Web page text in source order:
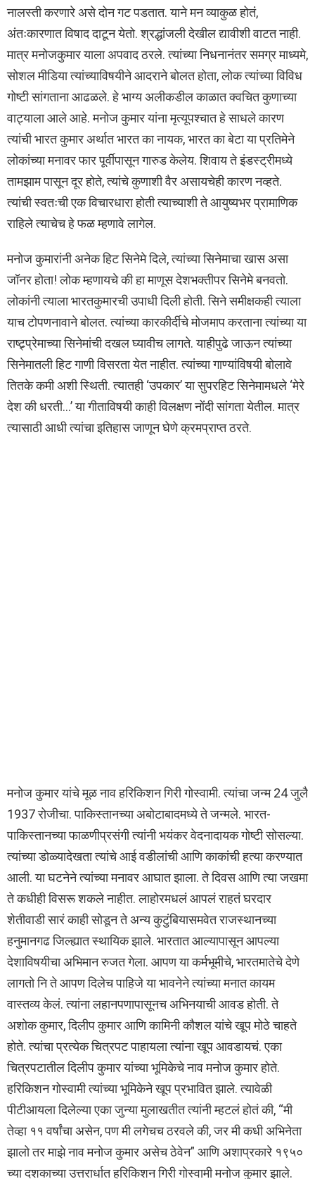
नालस्ती करणारे असे दोन गट पडतात. याने मन व्याकुळ होतं,
अंतःकारणात विषाद दाटून येतो. श्रद्धांजली देखील द्यावीशी वाटत नाही.
मात्र मनोजकुमार याला अपवाद ठरले. त्यांच्या निधनानंतर समग्र माध्यमे,
सोशल मीडिया त्यांच्याविषयीने आदराने बोलत होता, लोक त्यांच्या विविध
गोष्टी सांगताना आढळले. हे भाग्य अलीकडील काळात क्वचित कुणाच्या
वाट्याला आले आहे. मनोज कुमार यांना मृत्यूपश्चात हे साधले कारण
त्यांची भारत कुमार अर्थात भारत का नायक, भारत का बेटा या प्रतिमेने
लोकांच्या मनावर फार पूर्वीपासून गारुड केलेय. शिवाय ते इंडस्ट्रीमध्ये
तामझाम पासून दूर होते, त्यांचे कुणाशी वैर असायचेही कारण नव्हते.
त्यांची स्वतःची एक विचारधारा होती त्याच्याशी ते आयुष्यभर प्रामाणिक
राहिले त्याचेच हे फळ म्हणावे लागेल.
मनोज कुमारांनी अनेक हिट सिनेमे दिले, त्यांच्या सिनेमाचा खास असा
जॉनर होता! लोक म्हणायचे की हा माणूस देशभक्तीपर सिनेमे बनवतो.
लोकांनी त्याला भारतकुमारची उपाधी दिली होती. सिने समीक्षकही त्याला
याच टोपणनावाने बोलत. त्यांच्या कारकीर्दीचे मोजमाप करताना त्यांच्या या
राष्ट्र्प्रेमाच्या सिनेमांची दखल घ्यावीच लागते. याहीपुढे जाऊन त्यांच्या
सिनेमातली हिट गाणी विसरता येत नाहीत. त्यांच्या गाण्यांविषयी बोलावे
तितके कमी अशी स्थिती. त्यातही ‘उपकार’ या सुपरहिट सिनेमामधले ‘मेरे
देश की धरती…’ या गीताविषयी काही विलक्षण नोंदी सांगता येतील. मात्र
त्यासाठी आधी त्यांचा इतिहास जाणून घेणे क्रमप्राप्त ठरते.
मनोज कुमार यांचे मूळ नाव हरिकिशन गिरी गोस्वामी. त्यांचा जन्म 24 जुलै
1937 रोजीचा. पाकिस्तानच्या अबोटाबादमध्ये ते जन्मले. भारत-
पाकिस्तानच्या फाळणीप्रसंगी त्यांनी भयंकर वेदनादायक गोष्टी सोसल्या.
त्यांच्या डोळ्यादेखता त्यांचे आई वडीलांची आणि काकांची हत्या करण्यात
आली. या घटनेने त्यांच्या मनावर आघात झाला. ते दिवस आणि त्या जखमा
ते कधीही विसरू शकले नाहीत. लाहोरमधलं आपलं राहतं घरदार
शेतीवाडी सारं काही सोडून ते अन्य कुटुंबियासमवेत राजस्थानच्या
हनुमानगढ जिल्ह्यात स्थायिक झाले. भारतात आल्यापासून आपल्या
देशाविषयीचा अभिमान रुजत गेला. आपण या कर्मभूमीचे, भारतमातेचे देणे
लागतो नि ते आपण दिलेच पाहिजे या भावनेने त्यांच्या मनात कायम
वास्तव्य केलं. त्यांना लहानपणापासूनच अभिनयाची आवड होती. ते
अशोक कुमार, दिलीप कुमार आणि कामिनी कौशल यांचे खूप मोठे चाहते
होते. त्यांचा प्रत्येक चित्रपट पाहायला त्यांना खूप आवडायचं. एका
चित्रपटातील दिलीप कुमार यांच्या भूमिकेचे नाव मनोज कुमार होते.
हरिकिशन गोस्वामी त्यांच्या भूमिकेने खूप प्रभावित झाले. त्यावेळी
पीटीआयला दिलेल्या एका जुन्या मुलाखतीत त्यांनी म्हटलं होतं की, “मी
तेव्हा ११ वर्षांचा असेन, पण मी लगेचच ठरवले की, जर मी कधी अभिनेता
झालो तर माझे नाव मनोज कुमार असेच ठेवेन” आणि अशाप्रकारे १९५०
च्या दशकाच्या उत्तरार्धात हरिकिशन गिरी गोस्वामी मनोज कुमार झाले.